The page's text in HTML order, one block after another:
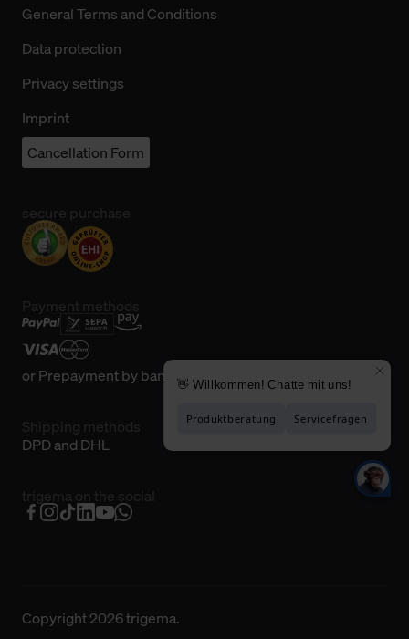
General Terms and Conditions
Data protection
Privacy settings
Imprint
Cancellation Form
orPrepayment by bank transfer
DPD and DHL
Copyright 2026 trigema.